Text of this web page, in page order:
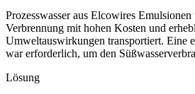
Prozesswasser aus Elcowires
Verbrennung mit hohen Kosten und
Umweltauswirkungen transportiert. Eine
war erforderlich, um den
Lösung